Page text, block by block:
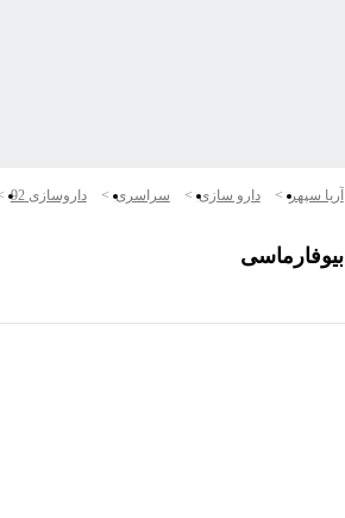
آریا سپهر دارو سازی سراسری داروسازی 92
بیوفارماسی